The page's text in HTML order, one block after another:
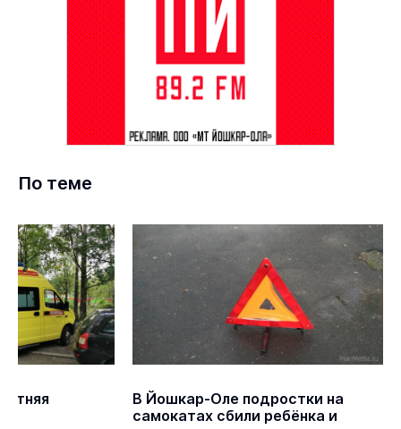
По теме
В Йошкар-Оле подростки на
самокатах сбили ребёнка и